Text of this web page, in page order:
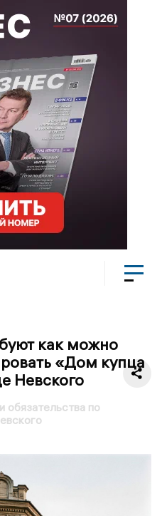
как можно
«Дом купца
Невского
обязательства по